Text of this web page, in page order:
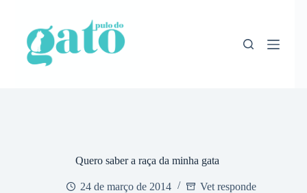
conteúdo
Quero saber a raça da minha gata
24 de março de 2014 Vet responde